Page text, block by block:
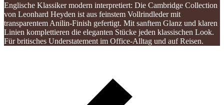
Englische Klassiker modern interpretiert: Die Cambridge Collection
von Leonhard Heyden ist aus feinstem Vollrindleder mit
transparentem Anilin-Finish gefertigt. Mit sanftem Glanz und klaren
Linien komplettieren die eleganten Stücke jeden klassischen Look.
Für britisches Understatement im Office-Alltag und auf Reisen.